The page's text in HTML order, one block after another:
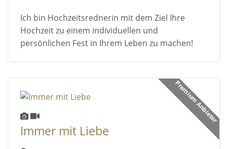
Ich bin Hochzeitsrednerin mit dem Ziel Ihre
Hochzeit zu einem individuellen und
persönlichen Fest in Ihrem Leben zu machen!
Premium Anbieter
Immer mit Liebe